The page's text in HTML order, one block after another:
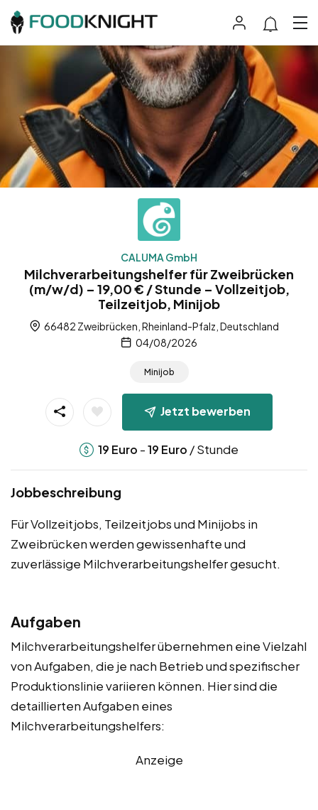
CALUMA GmbH
Milchverarbeitungshelfer für Zweibrücken
(m/w/d) – 19,00 € / Stunde – Vollzeitjob,
Teilzeitjob, Minijob
66482 Zweibrücken, Rheinland-Pfalz, Deutschland
04/08/2026
Minijob
Jetzt bewerben
19 Euro -19 Euro / Stunde
Jobbeschreibung
Für Vollzeitjobs, Teilzeitjobs und Minijobs in
Zweibrücken werden gewissenhafte und
zuverlässige Milchverarbeitungshelfer gesucht.
Aufgaben
Milchverarbeitungshelfer übernehmen eine Vielzahl
von Aufgaben, die je nach Betrieb und spezifischer
Produktionslinie variieren können. Hier sind die
detaillierten Aufgaben eines
Milchverarbeitungshelfers:
Anzeige